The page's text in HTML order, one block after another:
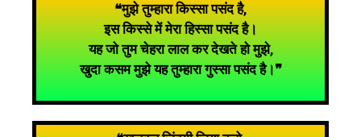
❝मुझे तुम्हारा किस्सा पसंद है,
इस किस्से में मेरा हिस्सा पसंद है।
यह जो तुम चेहरा लाल कर देखते हो मुझे,
खुदा कसम मुझे यह तुम्हारा गुस्सा पसंद है।❞